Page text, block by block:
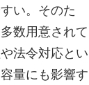
い。そのた
数用意されて
法令対応とい
量にも影響す